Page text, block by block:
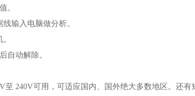
。
输入电脑做分析。
自动解除。
至 240V可用，可适应国内、国外绝大多数地区。还有